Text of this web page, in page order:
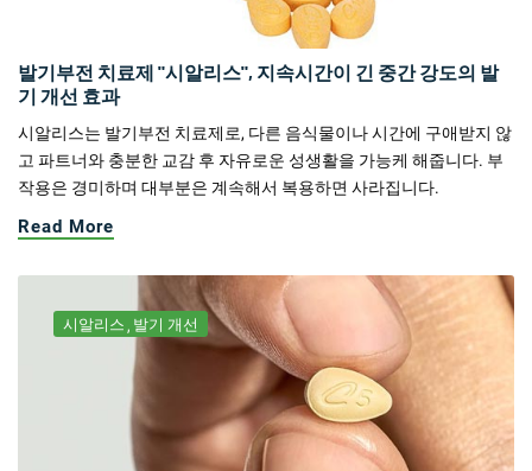
발기부전 치료제 "시알리스", 지속시간이 긴 중간 강도의 발
기 개선 효과
시알리스는 발기부전 치료제로, 다른 음식물이나 시간에 구애받지 않
고 파트너와 충분한 교감 후 자유로운 성생활을 가능케 해줍니다. 부
작용은 경미하며 대부분은 계속해서 복용하면 사라집니다.
Read More
시알리스 발기 개선